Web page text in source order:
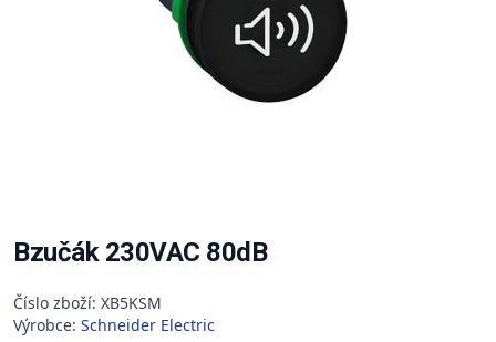
Bzučák 230VAC 80dB
Číslo zboží: XB5KSM
Výrobce: Schneider Electric